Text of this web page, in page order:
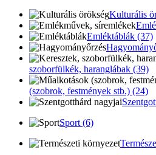
Kulturális
Emléktáblák (37)
szoborfülkék, haranglábak (39)
(szobrok, festmények stb.) (24)
Sport (6)